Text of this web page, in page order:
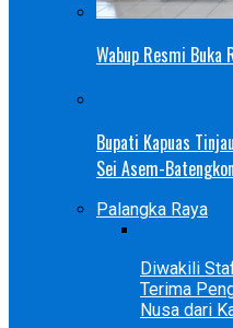
Wabup Resmi Buka
Bupati Kapuas
Sei Asem-
Palangka Raya
Diwakili
Terima
Nusa dari